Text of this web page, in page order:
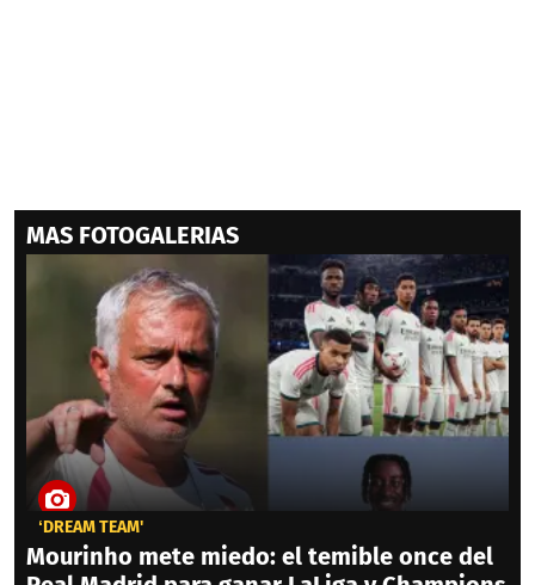
MAS FOTOGALERIAS
‘DREAM TEAM'
Mourinho mete miedo: el temible once del